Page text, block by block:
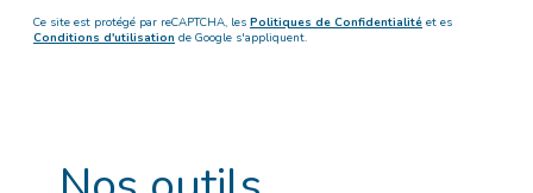
Ce site est protégé par reCAPTCHA, les Politiques de Confidentialité et es
Conditions d'utilisation de Google s'appliquent.